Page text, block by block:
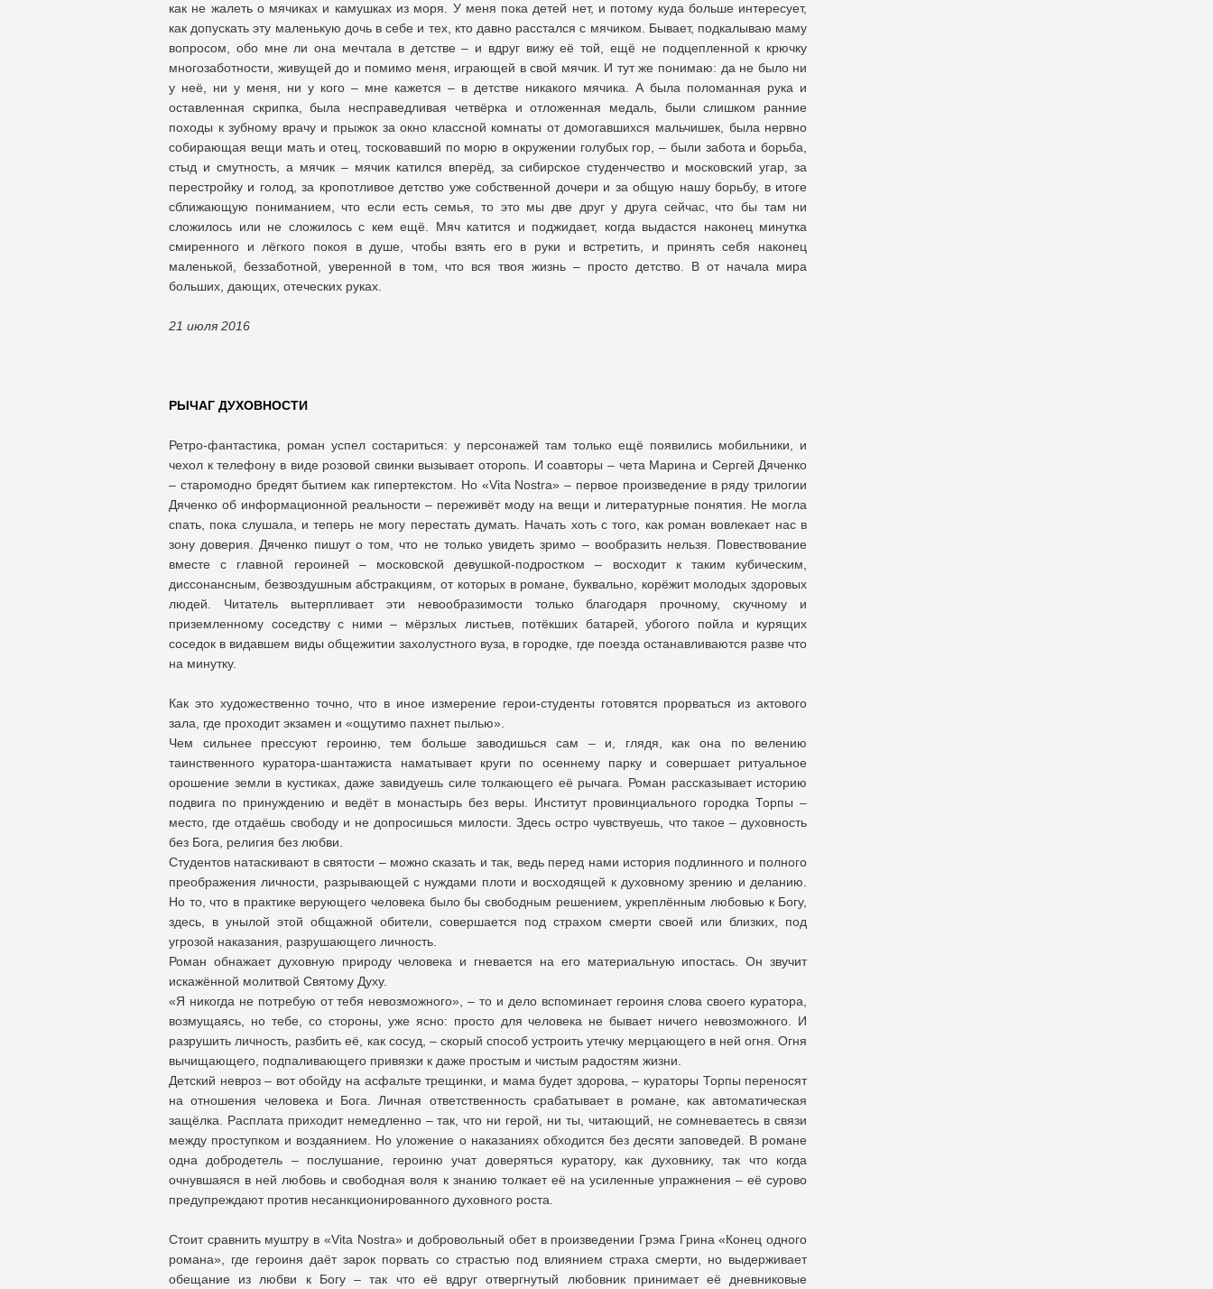
как не жалеть о мячиках и камушках из моря. У меня пока детей нет, и потому куда больше интересует,
как допускать эту маленькую дочь в себе и тех, кто давно расстался с мячиком. Бывает, подкалываю маму
вопросом, обо мне ли она мечтала в детстве – и вдруг вижу её той, ещё не подцепленной к крючку
многозаботности, живущей до и помимо меня, играющей в свой мячик. И тут же понимаю: да не было ни
у неё, ни у меня, ни у кого – мне кажется – в детстве никакого мячика. А была поломанная рука и
оставленная скрипка, была несправедливая четвёрка и отложенная медаль, были слишком ранние
походы к зубному врачу и прыжок за окно классной комнаты от домогавшихся мальчишек, была нервно
собирающая вещи мать и отец, тосковавший по морю в окружении голубых гор, – были забота и борьба,
стыд и смутность, а мячик – мячик катился вперёд, за сибирское студенчество и московский угар, за
перестройку и голод, за кропотливое детство уже собственной дочери и за общую нашу борьбу, в итоге
сближающую пониманием, что если есть семья, то это мы две друг у друга сейчас, что бы там ни
сложилось или не сложилось с кем ещё. Мяч катится и поджидает, когда выдастся наконец минутка
смиренного и лёгкого покоя в душе, чтобы взять его в руки и встретить, и принять себя наконец
маленькой, беззаботной, уверенной в том, что вся твоя жизнь – просто детство. В от начала мира
больших, дающих, отеческих руках.
21 июля 2016
РЫЧАГ ДУХОВНОСТИ
Ретро-фантастика, роман успел состариться: у персонажей там только ещё появились мобильники, и
чехол к телефону в виде розовой свинки вызывает оторопь. И соавторы – чета Марина и Сергей Дяченко
– старомодно бредят бытием как гипертекстом. Но «Vita Nostra» – первое произведение в ряду трилогии
Дяченко об информационной реальности – переживёт моду на вещи и литературные понятия. Не могла
спать, пока слушала, и теперь не могу перестать думать. Начать хоть с того, как роман вовлекает нас в
зону доверия. Дяченко пишут о том, что не только увидеть зримо – вообразить нельзя. Повествование
вместе с главной героиней – московской девушкой-подростком – восходит к таким кубическим,
диссонансным, безвоздушным абстракциям, от которых в романе, буквально, корёжит молодых здоровых
людей. Читатель вытерпливает эти невообразимости только благодаря прочному, скучному и
приземленному соседству с ними – мёрзлых листьев, потёкших батарей, убогого пойла и курящих
соседок в видавшем виды общежитии захолустного вуза, в городке, где поезда останавливаются разве что
на минутку.
Как это художественно точно, что в иное измерение герои-студенты готовятся прорваться из актового
зала, где проходит экзамен и «ощутимо пахнет пылью».
Чем сильнее прессуют героиню, тем больше заводишься сам – и, глядя, как она по велению
таинственного куратора-шантажиста наматывает круги по осеннему парку и совершает ритуальное
орошение земли в кустиках, даже завидуешь силе толкающего её рычага. Роман рассказывает историю
подвига по принуждению и ведёт в монастырь без веры. Институт провинциального городка Торпы –
место, где отдаёшь свободу и не допросишься милости. Здесь остро чувствуешь, что такое – духовность
без Бога, религия без любви.
Студентов натаскивают в святости – можно сказать и так, ведь перед нами история подлинного и полного
преображения личности, разрывающей с нуждами плоти и восходящей к духовному зрению и деланию.
Но то, что в практике верующего человека было бы свободным решением, укреплённым любовью к Богу,
здесь, в унылой этой общажной обители, совершается под страхом смерти своей или близких, под
угрозой наказания, разрушающего личность.
Роман обнажает духовную природу человека и гневается на его материальную ипостась. Он звучит
искажённой молитвой Святому Духу.
«Я никогда не потребую от тебя невозможного», – то и дело вспоминает героиня слова своего куратора,
возмущаясь, но тебе, со стороны, уже ясно: просто для человека не бывает ничего невозможного. И
разрушить личность, разбить её, как сосуд, – скорый способ устроить утечку мерцающего в ней огня. Огня
вычищающего, подпаливающего привязки к даже простым и чистым радостям жизни.
Детский невроз – вот обойду на асфальте трещинки, и мама будет здорова, – кураторы Торпы переносят
на отношения человека и Бога. Личная ответственность срабатывает в романе, как автоматическая
защёлка. Расплата приходит немедленно – так, что ни герой, ни ты, читающий, не сомневаетесь в связи
между проступком и воздаянием. Но уложение о наказаниях обходится без десяти заповедей. В романе
одна добродетель – послушание, героиню учат доверяться куратору, как духовнику, так что когда
очнувшаяся в ней любовь и свободная воля к знанию толкает её на усиленные упражнения – её сурово
предупреждают против несанкционированного духовного роста.
Стоит сравнить муштру в «Vita Nostra» и добровольный обет в произведении Грэма Грина «Конец одного
романа», где героиня даёт зарок порвать со страстью под влиянием страха смерти, но выдерживает
обещание из любви к Богу – так что её вдруг отвергнутый любовник принимает её дневниковые